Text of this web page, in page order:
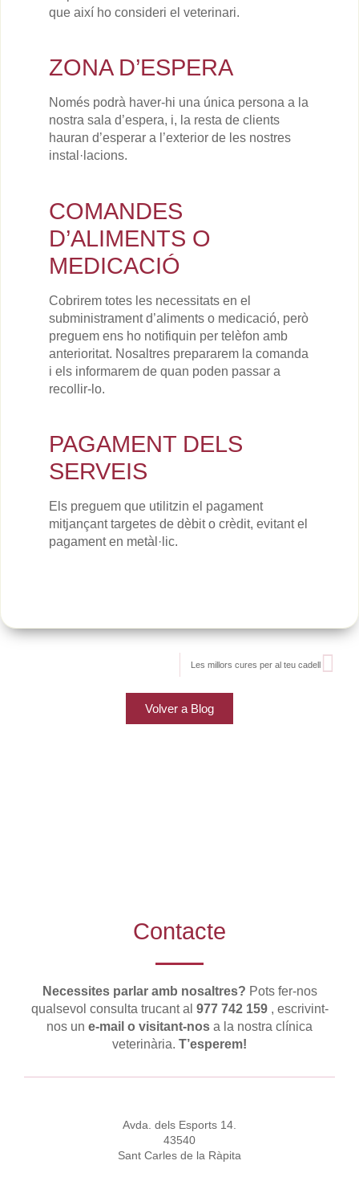
que així ho consideri el veterinari.
ZONA D’ESPERA
Només podrà haver-hi una única persona a la
nostra sala d’espera, i, la resta de clients
hauran d’esperar a l’exterior de les nostres
instal·lacions.
COMANDES
D’ALIMENTS O
MEDICACIÓ
Cobrirem totes les necessitats en el
subministrament d’aliments o medicació, però
preguem ens ho notifiquin per telèfon amb
anterioritat. Nosaltres prepararem la comanda
i els informarem de quan poden passar a
recollir-lo.
PAGAMENT DELS
SERVEIS
Els preguem que utilitzin el pagament
mitjançant targetes de dèbit o crèdit, evitant el
pagament en metàl·lic.
Les millors cures per al teu cadell
Volver a Blog
Contacte
Necessites parlar amb nosaltres? Pots fer-nos
qualsevol consulta trucant al 977 742 159, escrivint-
nos un e-mail o visitant-nos a la nostra clínica
veterinària. T’esperem!
Avda. dels Esports 14.
43540
Sant Carles de la Ràpita